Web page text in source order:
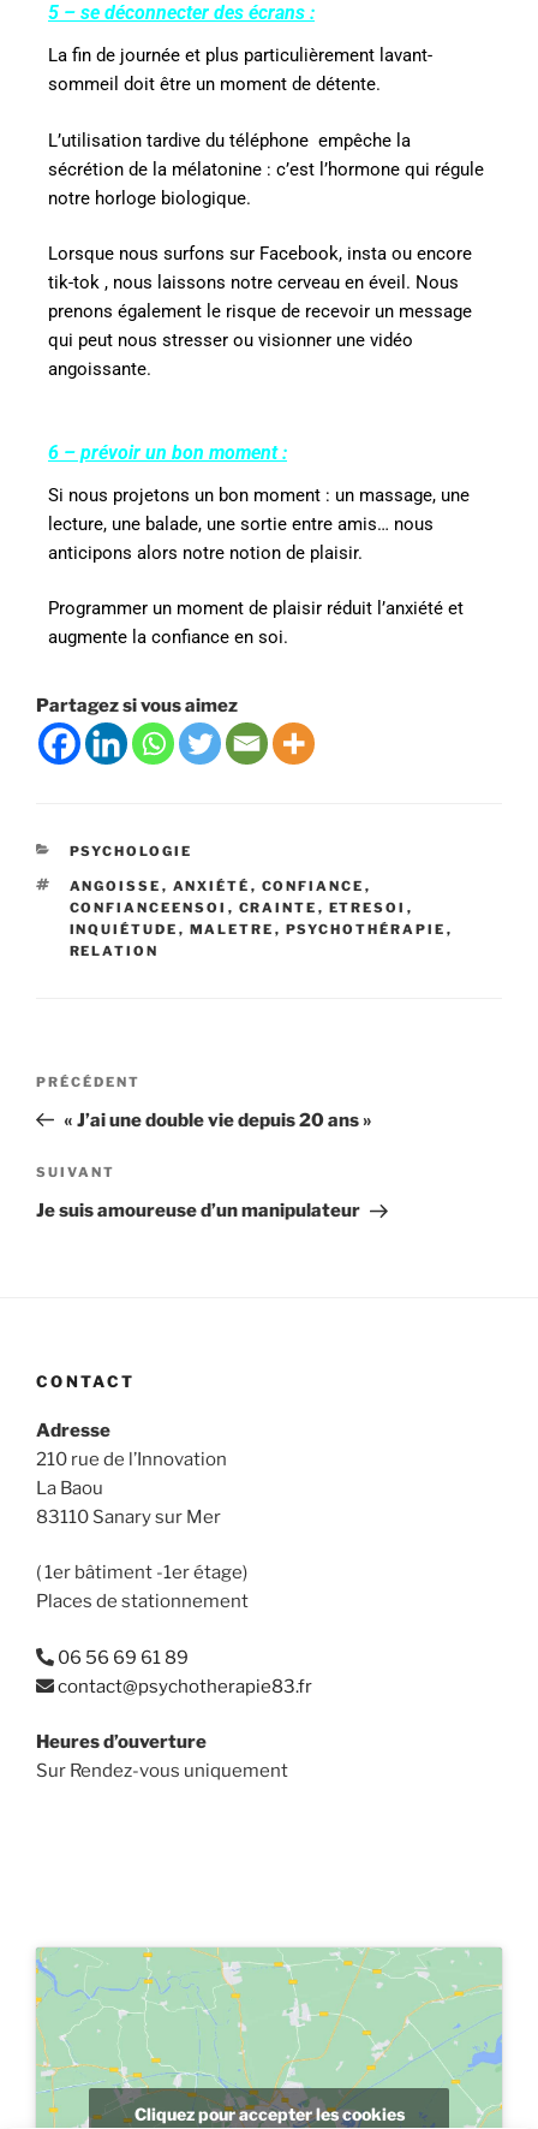
5 – se déconnecter des écrans :
La fin de journée et plus particulièrement lavant-
sommeil doit être un moment de détente.
L’utilisation tardive du téléphone empêche la
sécrétion de la mélatonine : c’est l’hormone qui régule
notre horloge biologique.
Lorsque nous surfons sur Facebook, insta ou encore
tik-tok , nous laissons notre cerveau en éveil. Nous
prenons également le risque de recevoir un message
qui peut nous stresser ou visionner une vidéo
angoissante.
6 – prévoir un bon moment :
Si nous projetons un bon moment : un massage, une
lecture, une balade, une sortie entre amis… nous
anticipons alors notre notion de plaisir.
Programmer un moment de plaisir réduit l’anxiété et
augmente la confiance en soi.
Partagez si vous aimez
PSYCHOLOGIE
ANGOISSE , ANXIÉTÉ , CONFIANCE ,
CONFIANCEENSOI , CRAINTE , ETRESOI ,
INQUIÉTUDE , MALETRE , PSYCHOTHÉRAPIE ,
RELATION
PRÉCÉDENT
« J’ai une double vie depuis 20 ans »
SUIVANT
Je suis amoureuse d’un manipulateur
CONTACT
Adresse
210 rue de l’Innovation
La Baou
83110 Sanary sur Mer
( 1er bâtiment -1er étage)
Places de stationnement
06 56 69 61 89
contact@psychotherapie83.fr
Heures d’ouverture
Sur Rendez-vous uniquement
Cliquez pour accepter les cookies